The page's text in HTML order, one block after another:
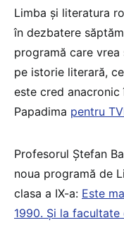
Limba și literatura
în dezbatere
programă care
pe istorie literară,
este cred anacronic
Papadima pentru
Profesorul Ștefan
noua programă de
clasa a IX-a: Este
1990. Și la